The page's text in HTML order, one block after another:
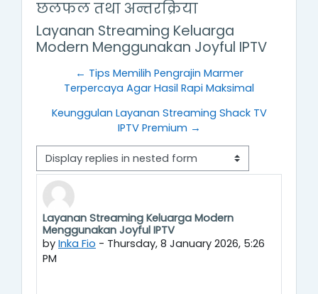
छलफल तथा अन्तरक्रिया
Layanan Streaming Keluarga
Modern Menggunakan Joyful IPTV
← Tips Memilih Pengrajin Marmer
Terpercaya Agar Hasil Rapi Maksimal
Keunggulan Layanan Streaming Shack TV
IPTV Premium →
Display mode
Layanan Streaming Keluarga Modern
Menggunakan Joyful IPTV
by Inka Fio - Thursday, 8 January 2026, 5:26
PM
Number of replies: 0